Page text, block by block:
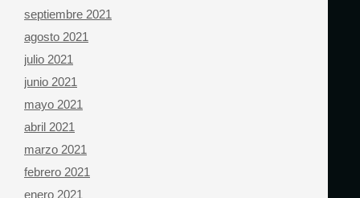
septiembre 2021
agosto 2021
julio 2021
junio 2021
mayo 2021
abril 2021
marzo 2021
febrero 2021
enero 2021